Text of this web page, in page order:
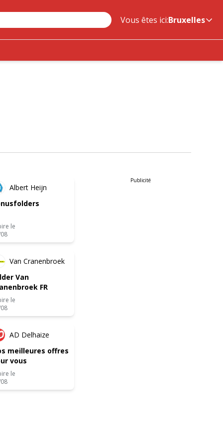
Vous êtes ici:Bruxelles
Albert Heijn
le
NOUVEAU
Van Cranenbroek
Van
FR
le
-2 JOURS
AD Delhaize
meilleures offres
vous
le
Publicité